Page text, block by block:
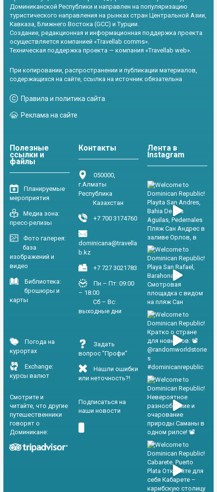
Доминиканской Республики и направлен на популяризацию
туристического направления на рынках стран Центральной Азии,
Кавказа, Ближнего Востока (GCC) и Турции.
Создание, редакционная и информационная поддержка проекта
осуществляется компанией «Travellab comms».
Техническая поддержка проекта — компания «Travellab web».
При копировании, распространении и публикации материалов,
содержащихся на сайте, ссылка на источник обязательна
Правила и политика сайта
Реклама на сайте
Полезные
ссылки и
файлы
Планируемые
мероприятия
Медиа зона:
пресс-релизы
Фото галерея:
база
изображений и
видео
Библиотека:
брошюры и
карты
Погода на
курортах
Exchange:
курсы валют
Смотрите и
читайте, что другие
путешественники
говорят о
Доминикане:
Контакты
050000,
г.Алматы
Республика
Казахстан
+7 700 3174760
dominicana@travella
b.kz
+7 727 3021783
Пн – Пт: 09:00
– 18:00
Сб – Вс:
выходные дни
Задать
вопрос "Профи"
Нашли ошибки
или неточность?!
Подписаться на
наши новости
Лента в
Instagram